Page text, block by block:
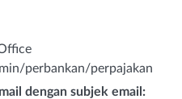
perbankan/perpajakan
dengan subjek email: